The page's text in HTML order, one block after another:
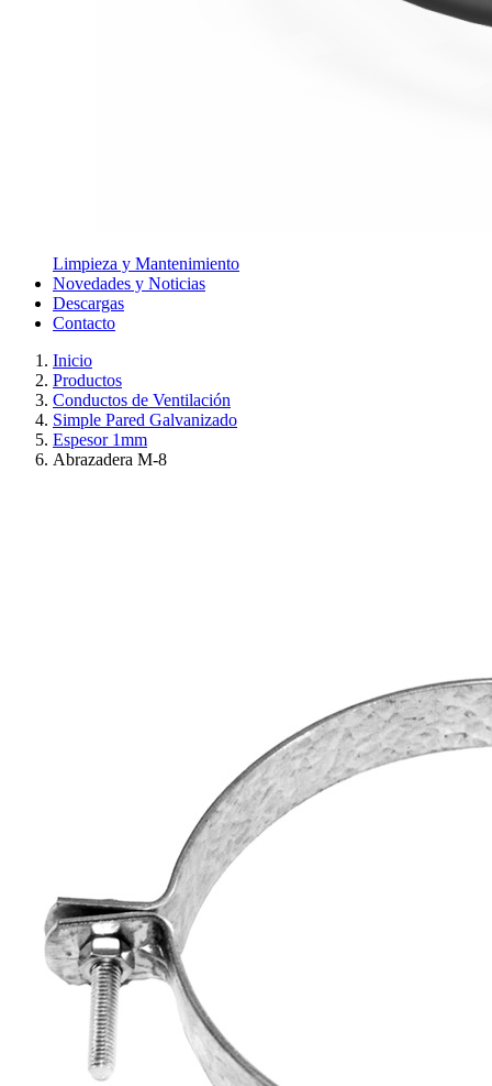
Limpieza y Mantenimiento
Novedades y Noticias
Descargas
Contacto
Inicio
Productos
Conductos de Ventilación
Simple Pared Galvanizado
Espesor 1mm
Abrazadera M-8